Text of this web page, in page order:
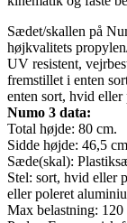
Sædet/skallen på
højkvalitets
UV resistent,
fremstillet i enten
enten sort, hvid
Numo 3 data:
Total højde: 80 cm.
Sidde højde: 46,5
Sæde(skal):
Stel: sort, hvid eller
eller poleret
Max belastning: 120